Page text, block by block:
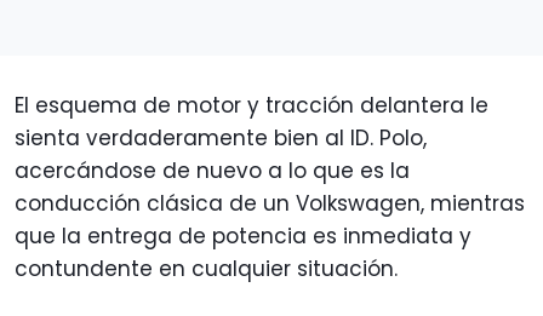
El esquema de motor y tracción delantera le
sienta verdaderamente bien al ID. Polo,
acercándose de nuevo a lo que es la
conducción clásica de un Volkswagen, mientras
que la entrega de potencia es inmediata y
contundente en cualquier situación.